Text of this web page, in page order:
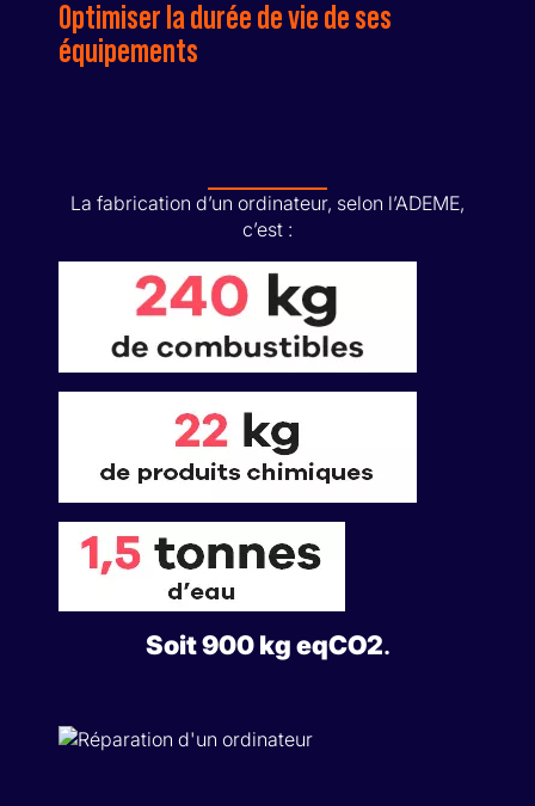
Optimiser la durée de vie de ses
équipements
La fabrication d’un ordinateur, selon l’ADEME,
c’est :
Soit 900 kg eqCO2.